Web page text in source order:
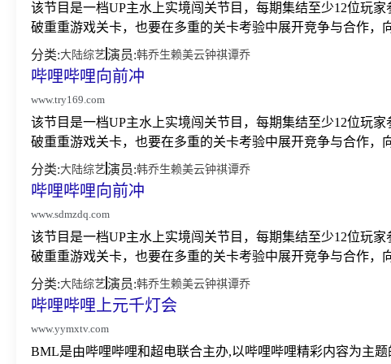
该节目是一档UP主水上实境闯关节目，每期集结至少12位玩
破重重游戏关卡，也要在多重的关卡考验中展开竞争与合作，
分类:大陆综艺 演员:韩乔生赖美云钟祺谭乔
哔哩哔哩向前冲
www.try169.com
该节目是一档UP主水上实境闯关节目，每期集结至少12位玩
破重重游戏关卡，也要在多重的关卡考验中展开竞争与合作，
分类:大陆综艺 演员:韩乔生赖美云钟祺谭乔
哔哩哔哩向前冲
www.sdmzdq.com
该节目是一档UP主水上实境闯关节目，每期集结至少12位玩
破重重游戏关卡，也要在多重的关卡考验中展开竞争与合作，
分类:大陆综艺 演员:韩乔生赖美云钟祺谭乔
哔哩哔哩上元千灯会
www.yymxtv.com
BML是由哔哩哔哩和超电联合主办,以哔哩哔哩精彩内容为主